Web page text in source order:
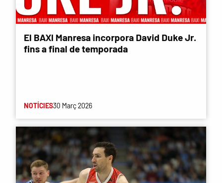
El BAXI Manresa incorpora David Duke Jr.
fins a final de temporada
NOTÍCIES30 Març 2026